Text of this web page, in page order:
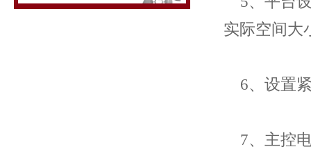
实际空间大
6、设置
7、主控电